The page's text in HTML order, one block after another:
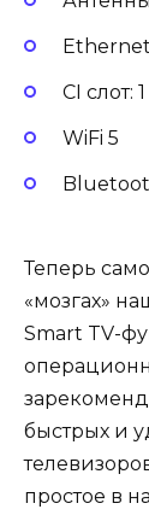
Ethernet
CI слот: 1
WiFi 5
Теперь
«мозгах»
Smart TV-
быстрых и
простое в